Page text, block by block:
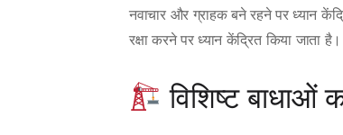
नवाचार और ग्राहक बने रहने पर ध्यान
रक्षा करने पर ध्यान केंद्रित किया जाता है।
विशिष्ट बाधाओं